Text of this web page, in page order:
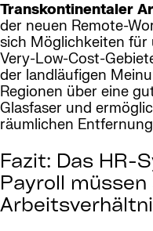
Transkontinentaler
der neuen Remote-
sich Möglichkeiten für
Very-Low-Cost-
der landläufigen
Regionen über eine
Glasfaser und
räumlichen
Fazit: Das HR-
Payroll